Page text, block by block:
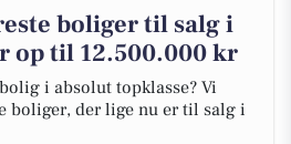
boliger til salg i
op til 12.500.000 kr
i absolut topklasse? Vi
boliger, der lige nu er til salg i